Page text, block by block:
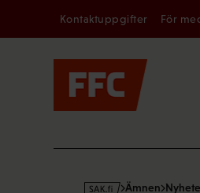
Kontaktuppgifter För
s
Ämnen